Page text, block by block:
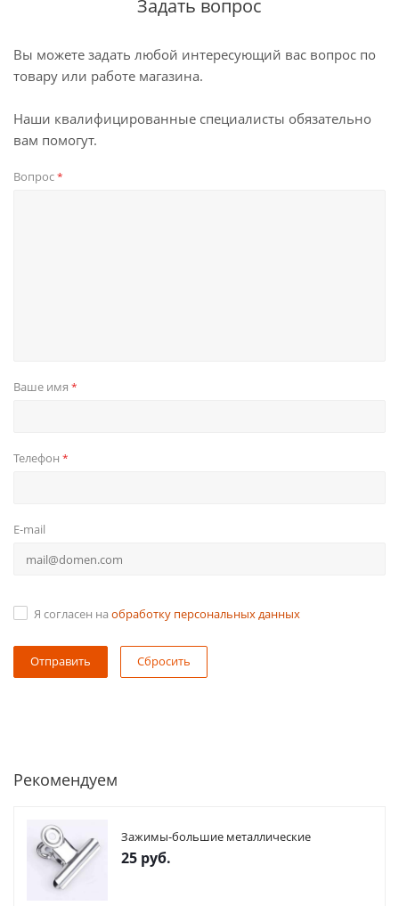
Задать вопрос
Вы можете задать любой интересующий вас вопрос по
товару или работе магазина.
Наши квалифицированные специалисты обязательно
вам помогут.
Вопрос*
Ваше имя *
Телефон *
E-mail
Я согласен на обработку персональных данных
Сбросить
Рекомендуем
Зажимы-большие металлические
25 руб.